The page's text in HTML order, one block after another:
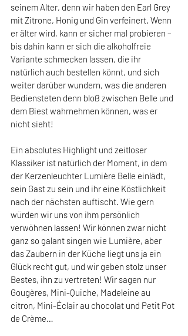
seinem Alter, denn wir haben den Earl Grey
mit Zitrone, Honig und Gin verfeinert. Wenn
er älter wird, kann er sicher mal probieren –
bis dahin kann er sich die alkoholfreie
Variante schmecken lassen, die ihr
natürlich auch bestellen könnt, und sich
weiter darüber wundern, was die anderen
Bediensteten denn bloß zwischen Belle und
dem Biest wahrnehmen können, was er
nicht sieht!
Ein absolutes Highlight und zeitloser
Klassiker ist natürlich der Moment, in dem
der Kerzenleuchter Lumière Belle einlädt,
sein Gast zu sein und ihr eine Köstlichkeit
nach der nächsten auftischt. Wie gern
würden wir uns von ihm persönlich
verwöhnen lassen! Wir können zwar nicht
ganz so galant singen wie Lumière, aber
das Zaubern in der Küche liegt uns ja ein
Glück recht gut, und wir geben stolz unser
Bestes, ihn zu vertreten! Wir sagen nur
Gougères, Mini-Quiche, Madeleine au
citron, Mini-Éclair au chocolat und Petit Pot
de Crème…